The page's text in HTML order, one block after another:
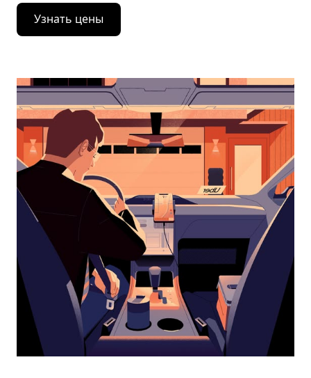
Нажмите
стрелку
вниз,
календарю
выбрать
дату.
Чтобы
закрыть
календарь,
нажмите
Esc.
Узнать цены